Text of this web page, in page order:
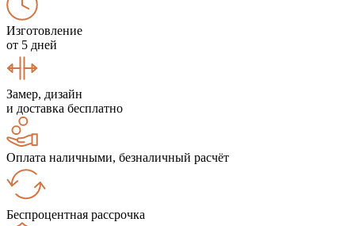
Изготовление
от 5 дней
Замер, дизайн
и доставка бесплатно
Оплата наличными, безналичный расчёт
Беспроцентная рассрочка